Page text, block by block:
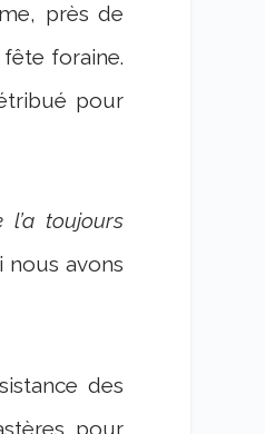
près de
foraine.
pour
toujours
nous avons
des
pour